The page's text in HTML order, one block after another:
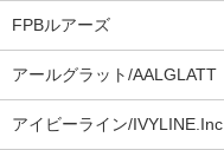
FPBルアーズ
アールグラット/AALGLATT
アイビーライン/IVYLINE.Inc